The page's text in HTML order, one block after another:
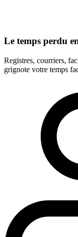
Le temps perdu
Registres, courriers,
grignote votre temps